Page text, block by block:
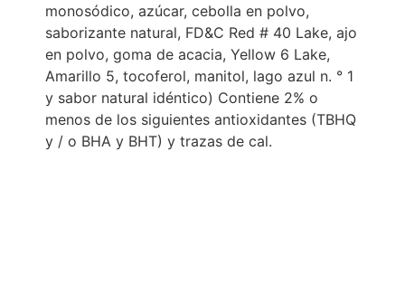
monosódico, azúcar, cebolla en polvo,
saborizante natural, FD&C Red # 40 Lake, ajo
en polvo, goma de acacia, Yellow 6 Lake,
Amarillo 5, tocoferol, manitol, lago azul n. ° 1
y sabor natural idéntico) Contiene 2% o
menos de los siguientes antioxidantes (TBHQ
y / o BHA y BHT) y trazas de cal.